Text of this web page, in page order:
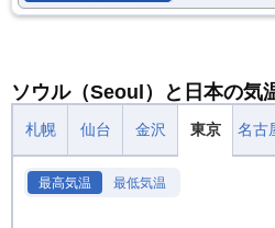
ソウル（Seoul）と日本の気
札幌 仙台 金沢 東京 名古
最高気温 最低気温